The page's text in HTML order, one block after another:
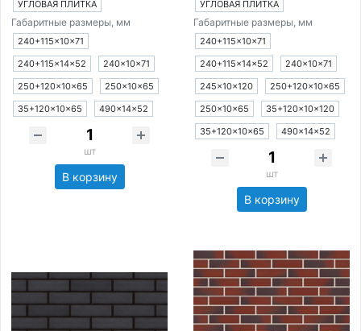
УГЛОВАЯ ПЛИТКА
Габаритные размеры, мм
240+115×10×71
240+115×14×52
240×10×71
250+120×10×65
250×10×65
35+120×10×65
490×14×52
шт
В корзину
УГЛОВАЯ ПЛИТКА
Габаритные размеры, мм
240+115×10×71
240+115×14×52
240×10×71
245×10×120
250+120×10×65
250×10×65
35+120×10×120
35+120×10×65
490×14×52
шт
В корзину